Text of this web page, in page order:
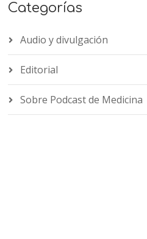
Categorías
Audio y divulgación
Editorial
Sobre Podcast de Medicina